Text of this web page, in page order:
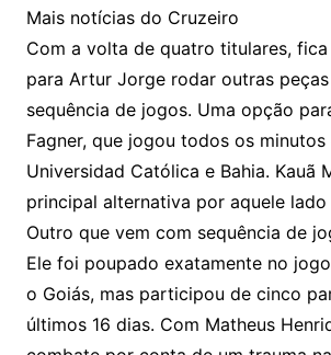
Mais notícias do Cruzeiro
Com a volta de quatro titulares,
para Artur Jorge rodar outras
sequência de jogos. Uma opção
Fagner, que jogou todos os
Universidad Católica e Bahia. Kauã
principal alternativa por aquele
Outro que vem com sequência de
Ele foi poupado exatamente no
o Goiás, mas participou de cinco
últimos 16 dias. Com Matheus